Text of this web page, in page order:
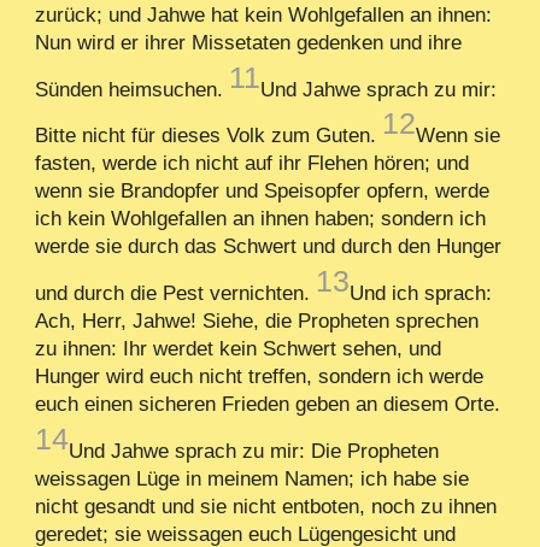
zurück; und Jahwe hat kein Wohlgefallen an ihnen:
Nun wird er ihrer Missetaten gedenken und ihre
Sünden heimsuchen. 11Und Jahwe sprach zu mir:
Bitte nicht für dieses Volk zum Guten. 12Wenn sie
fasten, werde ich nicht auf ihr Flehen hören; und
wenn sie Brandopfer und Speisopfer opfern, werde
ich kein Wohlgefallen an ihnen haben; sondern ich
werde sie durch das Schwert und durch den Hunger
und durch die Pest vernichten. 13Und ich sprach:
Ach, Herr, Jahwe! Siehe, die Propheten sprechen
zu ihnen: Ihr werdet kein Schwert sehen, und
Hunger wird euch nicht treffen, sondern ich werde
euch einen sicheren Frieden geben an diesem Orte.
14Und Jahwe sprach zu mir: Die Propheten
weissagen Lüge in meinem Namen; ich habe sie
nicht gesandt und sie nicht entboten, noch zu ihnen
geredet; sie weissagen euch Lügengesicht und